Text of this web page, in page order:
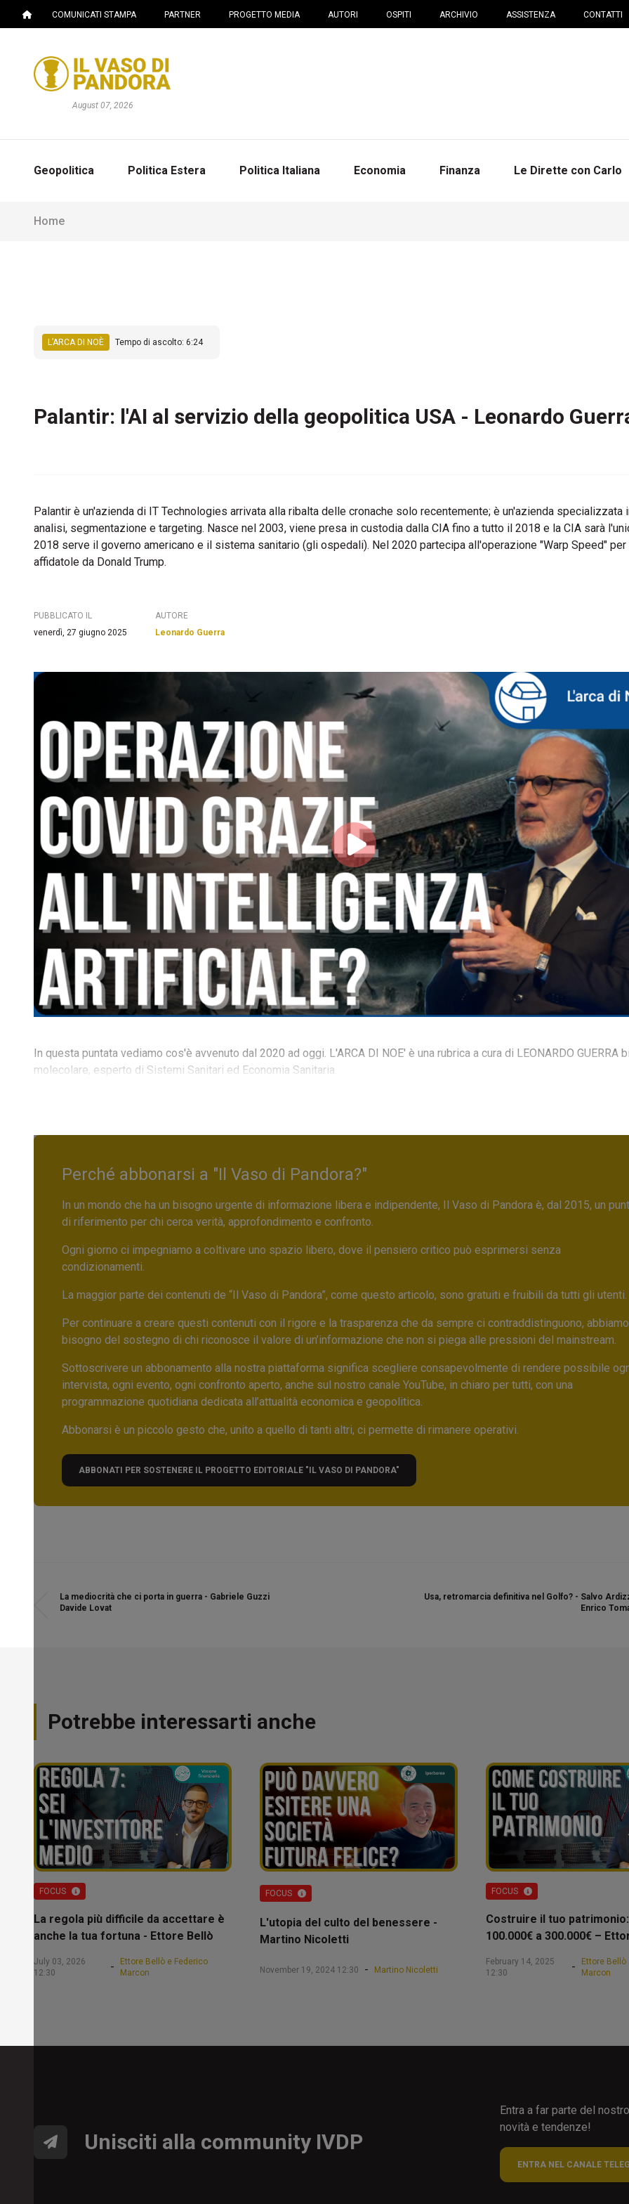
COMUNICATI STAMPA PARTNER PROGETTO MEDIA AUTORI OSPITI ARCHIVIO ASSISTENZA CONTATTI
August 07, 2026
Geopolitica Politica Estera Politica Italiana Economia Finanza Le Dirette con Carlo
Home
L’ARCA DI NOÈ Tempo di ascolto: 6:24
Palantir: l'AI al servizio della geopolitica USA - Leonardo
Palantir è un'azienda di IT Technologies arrivata alla ribalta delle cronache solo recentemente; è un'azienda
analisi, segmentazione e targeting. Nasce nel 2003, viene presa in custodia dalla CIA fino a tutto il 2018 e la CIA sarà
2018 serve il governo americano e il sistema sanitario (gli ospedali). Nel 2020 partecipa all'operazione "Warp Speed"
affidatole da Donald Trump.
PUBBLICATO IL
venerdì, 27 giugno 2025
AUTORE
Leonardo Guerra
In questa puntata vediamo cos'è avvenuto dal 2020 ad oggi. L'ARCA DI NOE' è una rubrica a cura di LEONARDO GUERRA
molecolare, esperto di Sistemi Sanitari ed Economia Sanitaria.
Perché abbonarsi a "Il Vaso di Pandora?"
In un mondo che ha un bisogno urgente di informazione libera e indipendente, Il Vaso di Pandora è, dal 2015, un
di riferimento per chi cerca verità, approfondimento e confronto.
Ogni giorno ci impegniamo a coltivare uno spazio libero, dove il pensiero critico può esprimersi senza
condizionamenti.
La maggior parte dei contenuti de “Il Vaso di Pandora”, come questo articolo, sono gratuiti e fruibili da tutti gli utenti.
Per continuare a creare questi contenuti con il rigore e la trasparenza che da sempre ci contraddistinguono, abbiamo
bisogno del sostegno di chi riconosce il valore di un’informazione che non si piega alle pressioni del mainstream.
Sottoscrivere un abbonamento alla nostra piattaforma significa scegliere consapevolmente di rendere possibile
intervista, ogni evento, ogni confronto aperto, anche sul nostro canale YouTube, in chiaro per tutti, con una
programmazione quotidiana dedicata all’attualità economica e geopolitica.
Abbonarsi è un piccolo gesto che, unito a quello di tanti altri, ci permette di rimanere operativi.
ABBONATI PER SOSTENERE IL PROGETTO EDITORIALE "IL VASO DI PANDORA"
La mediocrità che ci porta in guerra - Gabriele Guzzi
Davide Lovat
Usa, retromarcia definitiva nel Golfo? - Salvo
Enrico
Potrebbe interessarti anche
FOCUS
La regola più difficile da accettare è
anche la tua fortuna - Ettore Bellò
July 03, 2026
12:30
-
Ettore Bellò e Federico
Marcon
FOCUS
L'utopia del culto del benessere -
Martino Nicoletti
November 19, 2024 12:30 - Martino Nicoletti
FOCUS
Costruire il tuo
100.000€ a 300.000€ –
February 14, 2025
12:30
-
Ettore Bellò
Marcon
Unisciti alla community IVDP
Entra a far parte del
novità e tendenze!
ENTRA NEL CANALE